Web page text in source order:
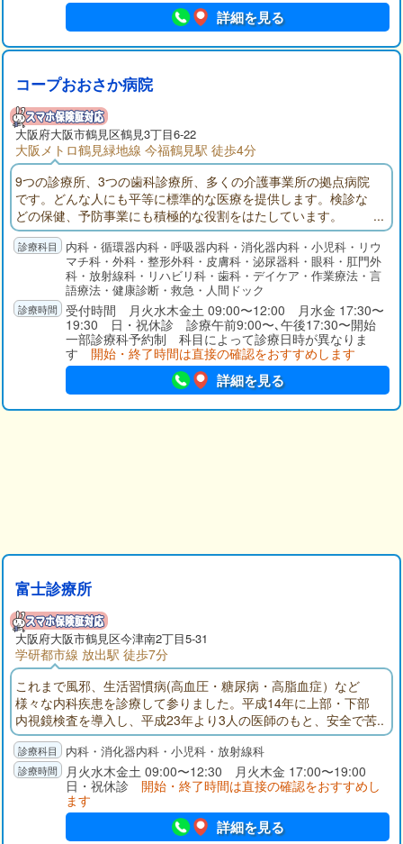
詳細を見る
コープおおさか病院
大阪府大阪市鶴見区鶴見3丁目6-22
大阪メトロ鶴見緑地線 今福鶴見駅 徒歩4分
9つの診療所、3つの歯科診療所、多くの介護事業所の拠点病院
です。どんな人にも平等に標準的な医療を提供します。検診な
どの保健、予防事業にも積極的な役割をはたしています。
内科・循環器内科・呼吸器内科・消化器内科・小児科・リウ
マチ科・外科・整形外科・皮膚科・泌尿器科・眼科・肛門外
科・放射線科・リハビリ科・歯科・デイケア・作業療法・言
語療法・健康診断・救急・人間ドック
受付時間 月火水木金土 09:00〜12:00 月水金 17:30〜
19:30 日・祝休診 診療午前9:00〜､午後17:30〜開始
一部診療科予約制 科目によって診療日時が異なりま
す 開始・終了時間は直接の確認をおすすめします
詳細を見る
富士診療所
大阪府大阪市鶴見区今津南2丁目5-31
学研都市線 放出駅 徒歩7分
これまで風邪、生活習慣病(高血圧・糖尿病・高脂血症）など
様々な内科疾患を診療して参りました。平成14年に上部・下部
内視鏡検査を導入し、平成23年より3人の医師のもと、安全で苦
痛の少ない質の高い内視鏡検査を行っております。ご希望の方
は女性医師での検査も可能です。各種健康診断（特定健診・企
業検診等）も行っておりますのでお問い合わせください。
内科・消化器内科・小児科・放射線科
月火水木金土 09:00〜12:30 月火木金 17:00〜19:00
日・祝休診 開始・終了時間は直接の確認をおすすめし
ます
詳細を見る